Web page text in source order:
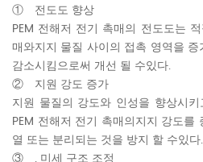
① 전도도 향상
PEM 전해저 전기 촉매의 전도도는
매와지지 물질 사이의 접촉 영역을
감소시킴으로써 개선 될 수있다.
② 지원 강도 증가
지원 물질의 강도와 인성을 향상시
PEM 전해저 전기 촉매의지지 강도
열 또는 분리되는 것을 방지 할 수있다.
③ . 미세 구조 조정